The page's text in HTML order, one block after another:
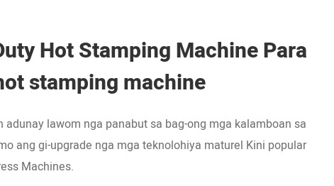
Hot Stamping Machine Para
stamping machine
lawom nga panabut sa bag-ong mga kalamboan sa
ang gi-upgrade nga mga teknolohiya maturel Kini popular
Machines.